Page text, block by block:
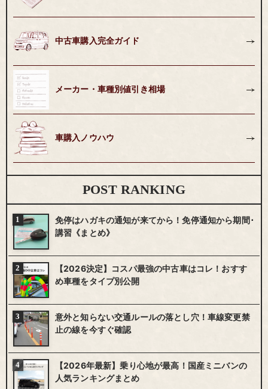
中古車購入完全ガイド
メーカー・車種別値引き相場
車購入ノウハウ
POST RANKING
免停はハガキの通知が来てから！免停通知から期間･
講習《まとめ》
【2026決定】コスパ最強の中古車はコレ！おすす
め車種をタイプ別公開
意外と知らない交通ルールの落とし穴！車線変更禁
止の線を今すぐ確認
【2026年最新】乗り心地が最高！国産ミニバンの
人気ランキングまとめ